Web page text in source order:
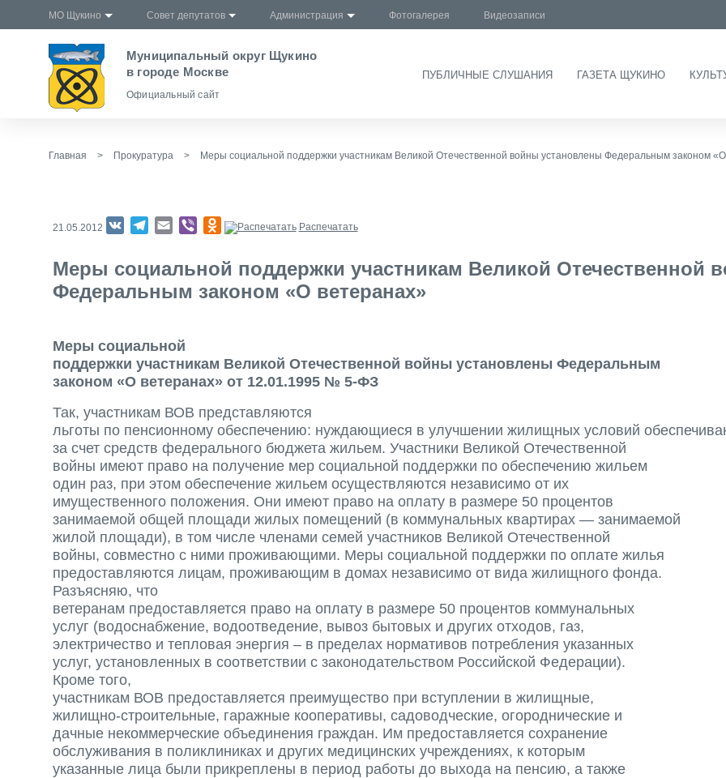
МО Щукино Совет депутатов Администрация Фотогалерея Видеозаписи
Муниципальный округ Щукино
в городе Москве
Официальный сайт
ПУБЛИЧНЫЕ СЛУШАНИЯ ГАЗЕТА ЩУКИНО
Главная > Прокуратура > Меры социальной поддержки участникам Великой Отечественной войны установлены Федеральным законом
21.05.2012 VK Telegram
Email ViberOdnoklassnikiРаспечатать
Меры социальной поддержки участникам Великой Отечественной
Федеральным законом «О ветеранах»
Меры социальной
поддержки участникам Великой Отечественной войны установлены Федеральным
законом «О ветеранах» от 12.01.1995 № 5-ФЗ
Так, участникам ВОВ представляются
льготы по пенсионному обеспечению: нуждающиеся в улучшении жилищных условий
за счет средств федерального бюджета жильем. Участники Великой Отечественной
войны имеют право на получение мер социальной поддержки по обеспечению жильем
один раз, при этом обеспечение жильем осуществляются независимо от их
имущественного положения. Они имеют право на оплату в размере 50 процентов
занимаемой общей площади жилых помещений (в коммунальных квартирах — занимаемой
жилой площади), в том числе членами семей участников Великой Отечественной
войны, совместно с ними проживающими. Меры социальной поддержки по оплате жилья
предоставляются лицам, проживающим в домах независимо от вида жилищного фонда.
Разъясняю, что
ветеранам предоставляется право на оплату в размере 50 процентов коммунальных
услуг (водоснабжение, водоотведение, вывоз бытовых и других отходов, газ,
электричество и тепловая энергия – в пределах нормативов потребления указанных
услуг, установленных в соответствии с законодательством Российской Федерации).
Кроме того,
участникам ВОВ предоставляется преимущество при вступлении в жилищные,
жилищно-строительные, гаражные кооперативы, садоводческие, огороднические и
дачные некоммерческие объединения граждан. Им предоставляется сохранение
обслуживания в поликлиниках и других медицинских учреждениях, к которым
указанные лица были прикреплены в период работы до выхода на пенсию, а также